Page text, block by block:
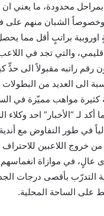
محدودة، ما يعني ان
وخصوصاً الشبان منهم على
براتبٍ أقل مما
والتي تجد في
رقم راتبه مقبولاً الى حدٍّ
الى العديد من
مواهب مميّزة في
لـ “الأخبار” احد
في طور التفاوض مع
من خروج اللاعبين
عالٍ، في موازاة انغماسهم
التدرّب بأقصى درجات
على الساحة المحلية.